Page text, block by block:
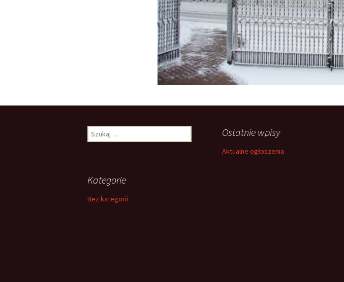
Szukaj: Ostatnie wpisy
Aktualne ogłoszenia
Kategorie
Bez kategorii